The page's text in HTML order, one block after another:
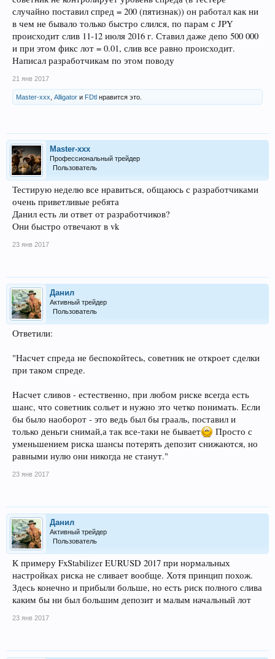
случайно поставил спред = 200 (пятизнак)) он работал как ни
в чем не бывало только быстро слился, по парам с JPY
происходит слив 11-12 июля 2016 г. Ставил даже депо 500 000
и при этом фикс лот = 0.01, слив все равно происходит.
Написал разработчикам по этом поводу
21 янв 2017
Master-xxx Alligator и FDtl нравится это.
Master-xxx
Профессиональный трейдер
Пользователь
Тестирую неделю все нравиться, общаюсь с разработчиками
очень приветливые ребята
Данил есть ли ответ от разработчиков?
Они быстро отвечают в vk
23 янв 2017
Данил
Активный трейдер
Пользователь
Ответили:
"Насчет спреда не беспокойтесь, советник не откроет сделки
при таком спреде.
Насчет сливов - естественно, при любом риске всегда есть
шанс, что советник сольет и нужно это четко понимать. Если
бы было наоборот - это ведь был бы грааль, поставил и
только деньги снимай,а так все-таки не бывает
Просто с
уменьшением риска шансы потерять депозит снижаются, но
равными нулю они никогда не станут."
23 янв 2017
Данил
Активный трейдер
Пользователь
К примеру FxStabilizer EURUSD 2017 при нормальных
настройках риска не сливает вообще. Хотя принцип похож.
Здесь конечно и прибыли больше, но есть риск полного слива
каким бы ни был большим депозит и малым начальный лот
23 янв 2017